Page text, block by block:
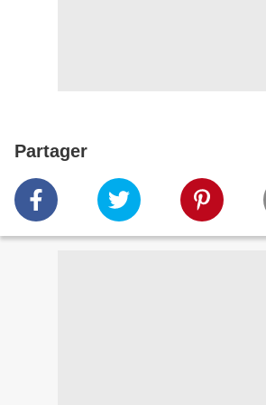
Partager